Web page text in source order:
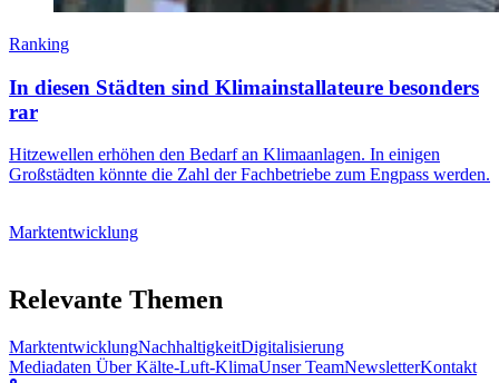
Ranking
In diesen Städten sind Klimainstallateure besonders
rar
Hitzewellen erhöhen den Bedarf an Klimaanlagen. In einigen
Großstädten könnte die Zahl der Fachbetriebe zum Engpass werden.
Marktentwicklung
Relevante Themen
MarktentwicklungNachhaltigkeitDigitalisierung
Mediadaten Über Kälte-Luft-KlimaUnser TeamNewsletterKontakt